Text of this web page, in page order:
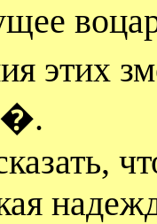
этих